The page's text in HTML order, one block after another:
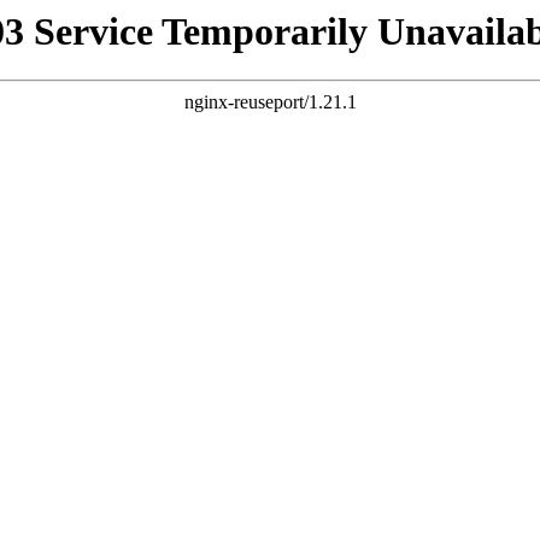
Service Temporarily
nginx-reuseport/1.21.1